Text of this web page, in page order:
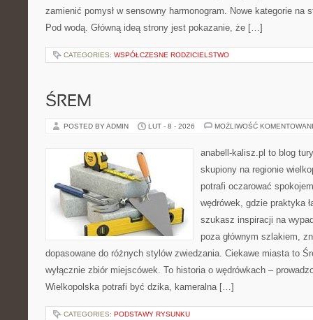
zamienić pomysł w sensowny harmonogram. Nowe kategorie na
Pod wodą. Główną ideą strony jest pokazanie, że […]
CATEGORIES: WSPÓŁCZESNE RODZICIELSTWO
ŚREM
POSTED BY ADMIN LUT - 8 - 2026 MOŻLIWOŚĆ
anabell-kalisz.pl to blog
skupiony na regionie
potrafi oczarować
wędrówek, gdzie praktyka
szukasz inspiracji na
poza głównym szlakiem,
dopasowane do różnych stylów zwiedzania. Ciekawe miasta to
wyłącznie zbiór miejscówek. To historia o wędrówkach –
Wielkopolska potrafi być dzika, kameralna […]
CATEGORIES: PODSTAWY RYSUNKU